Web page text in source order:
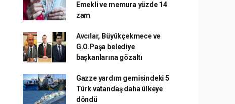
Emekli ve memura yüzde 14
zam
Avcılar, Büyükçekmece ve
G.O.Paşa belediye
başkanlarına gözaltı
Gazze yardım gemisindeki 5
Türk vatandaş daha ülkeye
döndü